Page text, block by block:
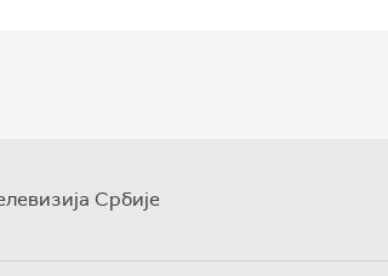
Србије